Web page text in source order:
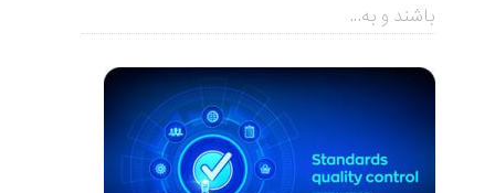
باشند و به...